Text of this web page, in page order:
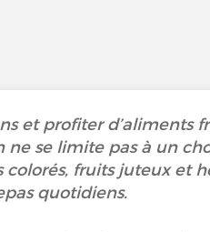
et profiter d’aliments
ne se limite pas à un
fruits juteux et
quotidiens.